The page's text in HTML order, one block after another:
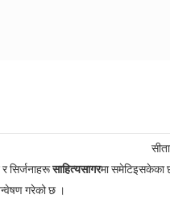
सिर्जनाहरूसाहित्यसागरमा समेटिइसकेका
गरेको छ ।